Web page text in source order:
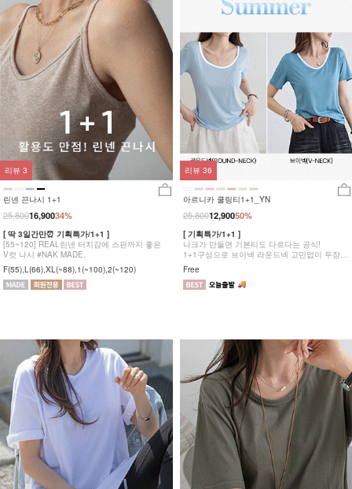
린넨 끈나시 1+1
34%
25,80016,900
[ 딱 3일간만⏰ 기획특가/1+1 ]
[55~120] REAL린넨 터치감에 스판까지 좋은
V컷 나시 #NAK MADE.
F(55),L(66),XL(~88),1(~100),2(~120)
리뷰 3
아르니카 쿨링티1+1_YN
50%
25,80012,900
[ 기획특가/1+1 ]
나크가 만들면 기본티도 다르다는 공식!
1+1구성으로 브이넥 라운드넥 고민없이 두장
다 챙겨가세요
Free
리뷰 36